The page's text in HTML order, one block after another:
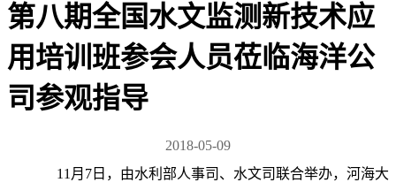
第八期全国水文监测新技术应
用培训班参会人员莅临海洋公
司参观指导
2018-05-09
11月7日，由水利部人事司、水文司联合举办，河海大